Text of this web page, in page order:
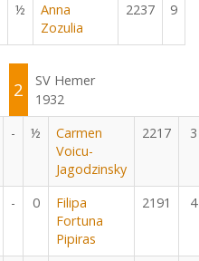
½
Anna
Zozulia
2237 9
2
SV Hemer
1932
- ½
Carmen
Voicu-
Jagodzinsky
2217 3
- 0
Filipa
Fortuna
Pipiras
2191 4